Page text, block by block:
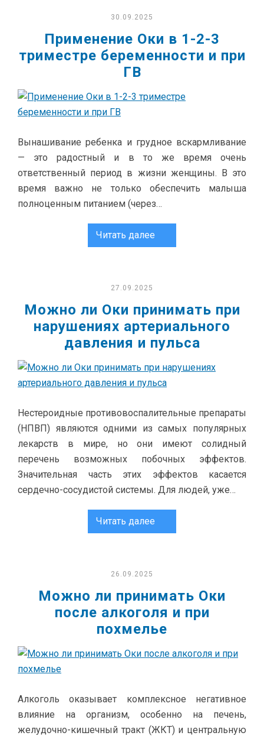
30.09.2025
Применение Оки в 1-2-3
триместре беременности и при
ГВ
Вынашивание ребенка и грудное вскармливание
— это радостный и в то же время очень
ответственный период в жизни женщины. В это
время важно не только обеспечить малыша
полноценным питанием (через…
Читать далее
27.09.2025
Можно ли Оки принимать при
нарушениях артериального
давления и пульса
Нестероидные противовоспалительные препараты
(НПВП) являются одними из самых популярных
лекарств в мире, но они имеют солидный
перечень возможных побочных эффектов.
Значительная часть этих эффектов касается
сердечно-сосудистой системы. Для людей, уже…
Читать далее
26.09.2025
Можно ли принимать Оки
после алкоголя и при
похмелье
Алкоголь оказывает комплексное негативное
влияние на организм, особенно на печень,
желудочно-кишечный тракт (ЖКТ) и центральную